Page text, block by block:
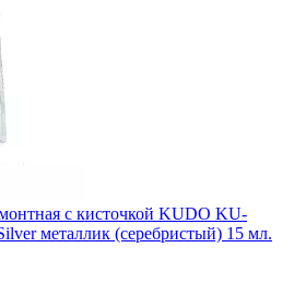
с кисточкой KUDO KU-
металлик (серебристый) 15 мл.